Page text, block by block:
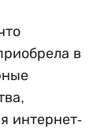
в
интернет-